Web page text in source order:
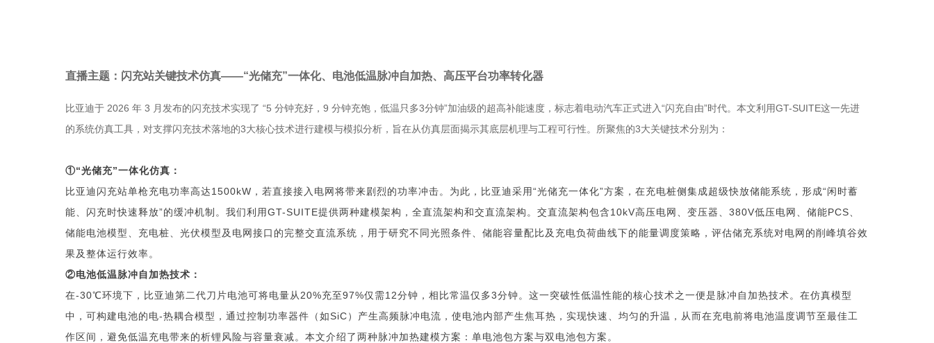
直播主题：闪充站关键技术仿真——“光储充”一体化、电池低温脉冲自加热、高压平台功率转化器
比亚迪于 2026 年 3 月发布的闪充技术实现了 “5 分钟充好，9 分钟充饱，低温只多3分钟”加油级的超高补能速度，标志着电动汽车正式进入“闪充自由”时代。本文利用GT-SUITE这一先进
的系统仿真工具，对支撑闪充技术落地的3大核心技术进行建模与模拟分析，旨在从仿真层面揭示其底层机理与工程可行性。所聚焦的3大关键技术分别为：
①“光储充”一体化仿真：
比亚迪闪充站单枪充电功率高达1500kW，若直接接入电网将带来剧烈的功率冲击。为此，比亚迪采用“光储充一体化”方案，在充电桩侧集成超级快放储能系统，形成“闲时蓄
能、闪充时快速释放”的缓冲机制。我们利用GT-SUITE提供两种建模架构，全直流架构和交直流架构。交直流架构包含10kV高压电网、变压器、380V低压电网、储能PCS、
储能电池模型、充电桩、光伏模型及电网接口的完整交直流系统，用于研究不同光照条件、储能容量配比及充电负荷曲线下的能量调度策略，评估储充系统对电网的削峰填谷效
果及整体运行效率。
②电池低温脉冲自加热技术：
在-30℃环境下，比亚迪第二代刀片电池可将电量从20%充至97%仅需12分钟，相比常温仅多3分钟。这一突破性低温性能的核心技术之一便是脉冲自加热技术。在仿真模型
中，可构建电池的电-热耦合模型，通过控制功率器件（如SiC）产生高频脉冲电流，使电池内部产生焦耳热，实现快速、均匀的升温，从而在充电前将电池温度调节至最佳工
作区间，避免低温充电带来的析锂风险与容量衰减。本文介绍了两种脉冲加热建模方案：单电池包方案与双电池包方案。